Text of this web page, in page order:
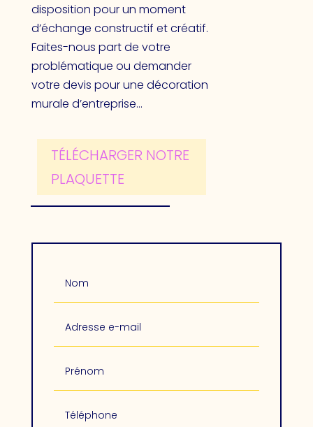
disposition pour un moment
d’échange constructif et créatif.
Faites-nous part de votre
problématique ou demander
votre devis pour une décoration
murale d’entreprise…
TÉLÉCHARGER NOTRE
PLAQUETTE